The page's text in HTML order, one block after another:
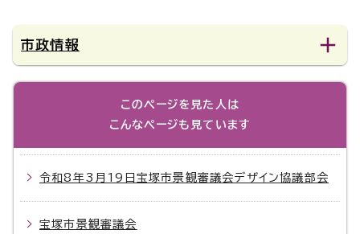
市政情報
このページを見た人は
こんなページも見ています
令和8年3月19日宝塚市景観審議会デザイン協議部会
宝塚市景観審議会